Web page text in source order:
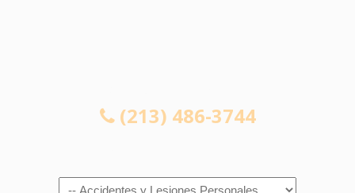
(213) 486-3744
Navigation